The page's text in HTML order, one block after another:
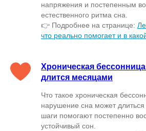
напряжения и постепенным
естественного ритма сна.
👉 Подробнее на странице:
что реально помогает и в
Хроническая
длится месяцами
Что такое хроническая
нарушение сна может
шаги помогают постепенно
устойчивый сон.